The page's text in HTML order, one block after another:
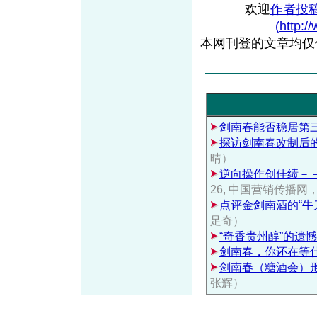
欢迎作者投
(http://
本网刊登的文章均
剑南春能否稳居第
探访剑南春改制后
晴）
逆向操作创佳绩－
26, 中国营销传播网
点评金剑南酒的“牛
足奇）
“奇香贵州醇”的遗憾
剑南春，你还在等
剑南春（糖酒会）
张辉）